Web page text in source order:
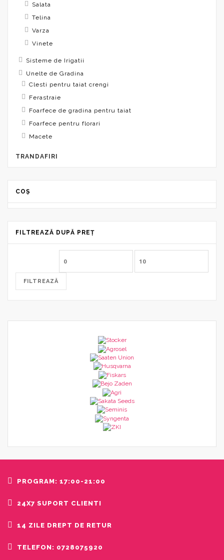
Salata
Telina
Varza
Vinete
Sisteme de Irigatii
Unelte de Gradina
Clesti pentru taiat crengi
Ferastraie
Foarfece de gradina pentru taiat
Foarfece pentru florari
Macete
TRANDAFIRI
COȘ
FILTREAZĂ DUPĂ PREȚ
FILTREAZĂ
PROGRAM: 17:00-21:00
24X7 SUPORT CLIENTI
14 ZILE DREPT DE RETUR
TELEFON: 0728075920